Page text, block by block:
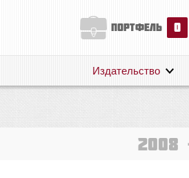
портфель 0
Поддержка
Издательство
2008